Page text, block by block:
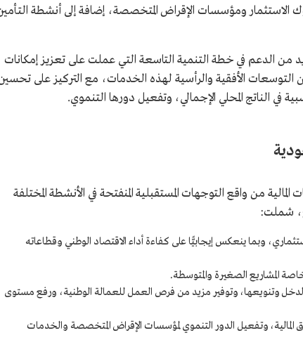
الاستثمار ومؤسسات الإقراض المتخصصة، إضافة إلى أنشطة
من الدعم في خطة التنمية التاسعة التي عملت على تعزيز إمكانات
التوسعات الأفقية والرأسية لهذه الخدمات، مع التركيز على
في الناتج المحلي الإجمالي، وتفعيل دورها التنموي.
من واقع التوجهات المستقبلية المنفتحة في الأنشطة المختلفة
شملت:
وبما ينعكس إيجابيًّا على كفاءة أداء الاقتصاد الوطني وقطاعاته
المشاريع الصغيرة والمتوسطة.
وتنويعها، وتوفير مزيد من فرص العمل للعمالة الوطنية، ورفع مستوى
المالية، وتفعيل الدور التنموي لمؤسسات الإقراض المتخصصة والخدمات